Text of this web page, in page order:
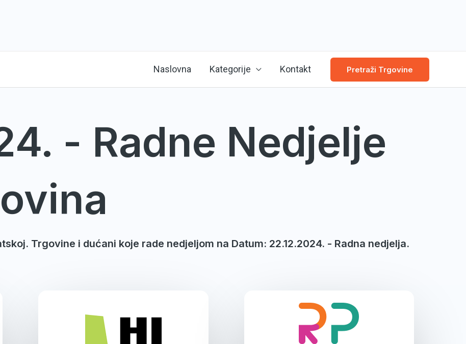
Naslovna Kategorije Kontakt Pretraži Trgovine
- Radne Nedjelje
Trgovine i dućani koje rade nedjeljom na Datum: 22.12.2024. - Radna nedjelja.